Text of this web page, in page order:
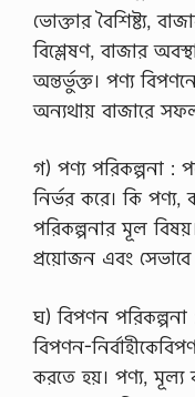
ভোক্তার বৈশিষ্ট্য,
বিশ্লেষণ, বাজার
অন্তর্ভুক্ত। পণ্য
অন্যথায় বাজারে
গ) পণ্য পরিকল্পনা :
নির্ভর করে। কি পণ্য,
পরিকল্পনার মূল
প্রয়োজন এবং সেভাবে
ঘ) বিপণন
বিপণন-
করতে হয়। পণ্য, মূল্য